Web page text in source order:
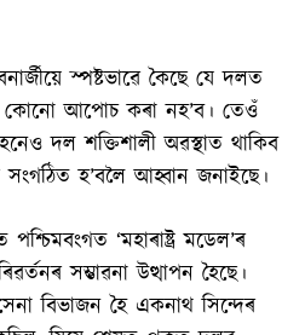
স্পষ্টভাৱে কৈছে যে দলত
কোনো আপোচ কৰা নহ’ব। তেওঁ
দল শক্তিশালী অৱস্থাত থাকিব
সংগঠিত হ’বলৈ আহ্বান জনাইছে।
‘মহাৰাষ্ট্ৰ মডেল’ৰ
সম্ভাৱনা উত্থাপন হৈছে।
বিভাজন হৈ একনাথ সিন্দেৰ